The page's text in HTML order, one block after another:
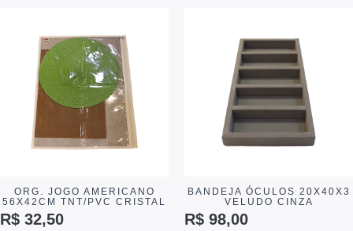
ORG. JOGO AMERICANO
56X42CM TNT/PVC CRISTAL
R$ 32,50
BANDEJA ÓCULOS 20X40X3
VELUDO CINZA
R$ 98,00